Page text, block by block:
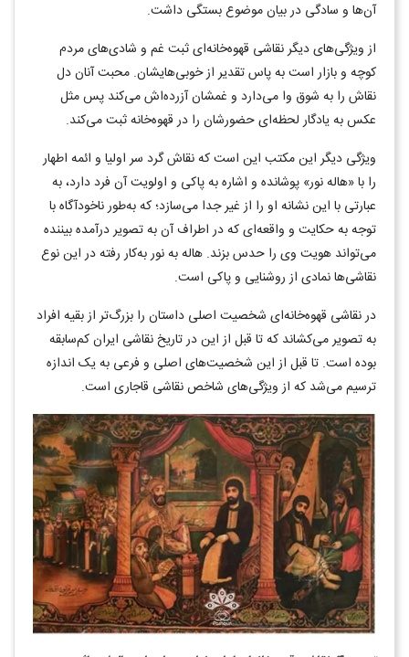
آن‌ها و سادگی در بیان موضوع بستگی داشت.
از ویژگی‌های دیگر نقاشی قهوه‌خانه‌ای ثبت غم و شادی‌های مردم
کوچه و بازار است به پاس تقدیر از خوبی‌هایشان. محبت آنان دل
نقاش را به شوق وا می‌دارد و غمشان آزرده‌اش می‌کند پس مثل
عکس به یادگار لحظه‌ای حضورشان را در قهوه‌خانه ثبت می‌کند.
ویژگی دیگر این مکتب این است که نقاش گرد سر اولیا و ائمه اطهار
را با «هاله نور» پوشانده و اشاره به پاکی و اولویت آن فرد دارد، به
عبارتی با این نشانه او را از غیر جدا می‌سازد؛ که به‌طور ناخودآگاه با
توجه به حکایت و واقعه‌ای که در اطراف آن به تصویر درآمده بیننده
می‌تواند هویت وی را حدس بزند. هاله به نور به‌کار رفته در این نوع
نقاشی‌ها نمادی از روشنایی و پاکی است.
در نقاشی قهوه‌خانه‌ای شخصیت اصلی داستان را بزرگ‌تر از بقیه افراد
به تصویر می‌کشاند که تا قبل از این در تاریخ نقاشی ایران کم‌سابقه
بوده است. تا قبل از این شخصیت‌های اصلی و فرعی به یک اندازه
ترسیم می‌شد که از ویژگی‌های شاخص نقاشی قاجاری است.